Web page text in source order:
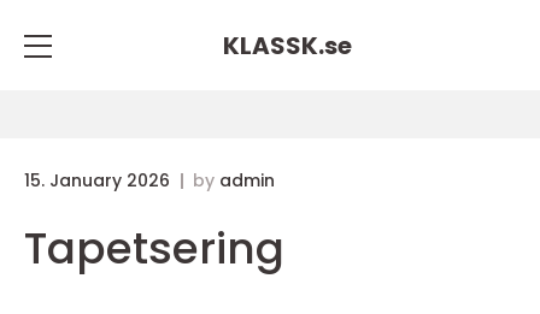
KLASSK.se
15. January 2026 by admin
Tapetsering